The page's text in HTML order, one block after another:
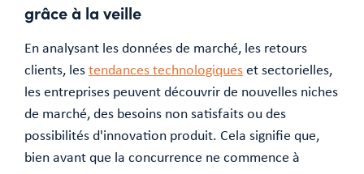
grâce à la veille
En analysant les données de marché, les retours
clients, lestendances technologiqueset sectorielles,
les entreprises peuvent découvrir de nouvelles niches
de marché, des besoins non satisfaits ou des
possibilités d'innovation produit. Cela signifie que,
bien avant que la concurrence ne commence à